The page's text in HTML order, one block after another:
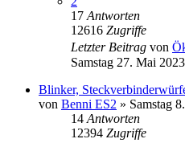
17 Antworten
12616 Zugriffe
Letzter Beitrag von
Samstag 27. Mai
Blinker,
von Benni ES2 » Samstag
14 Antworten
12394 Zugriffe